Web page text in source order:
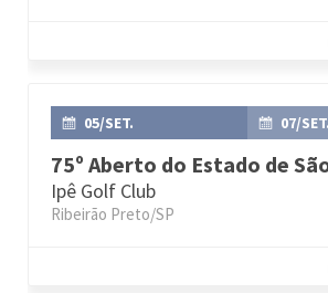
05/SET. 07/SET.
75º Aberto do Estado de
Ipê Golf Club
Ribeirão Preto/SP